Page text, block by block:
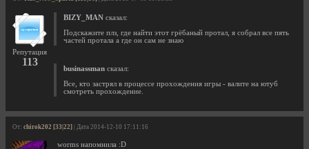
Репутация
113
BIZY_MAN сказал:
Подскажите плз, где найти этот грёбаный протал, я собрал все пять
частей протала а где он сам не знаю
businassman сказал:
Все, кто застрял в процессе прохождения игры - валите на ютуб
смотреть прохождение.
От: chirok202 [33|22] | Дата 2014-12-10 17:11:16
worms напомнила :D